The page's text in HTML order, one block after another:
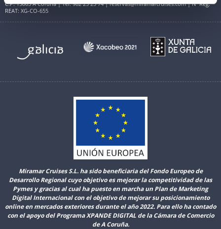
C.P. 15003 A Coruña | Tel. 982 25 25 74 | reservas@miramarcruises.com | Nº Reg.
REAT: XG-CO-655
Miramar Cruises S.L. ha sido beneficiaria del Fondo Europeo de
Desarrollo Regional cuyo objetivo es mejorar la competitividad de las
Pymes y gracias al cual ha puesto en marcha un Plan de Marketing
Digital Internacional con el objetivo de mejorar su posicionamiento
online en mercados exteriores durante el año 2022. Para ello ha contado
con el apoyo del Programa XPANDE DIGITAL de la Cámara de Comercio
de A Coruña.